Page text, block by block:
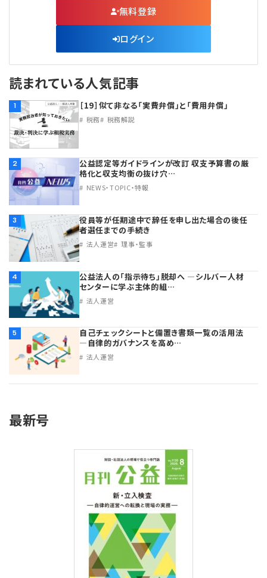
無料登録
ログイン
読まれている人気記事
1 ［19］似て非なる「実費弁償」と「費用弁償」
税務 税務解説
2
公益認定等ガイドラインが改訂 収支予算書の厳
格化と収支均衡の抜け穴…
NEWS・TOPIC・特報
3
役員等が任期途中で辞任を申し出た場合の後任
者選任までの手続き
法人運営 理事・監事
4
公益法人の「指示待ち」脱却へ ―シルバー人材
センターに学ぶ主体的組…
法人運営
5
自己チェックシートと備置き書類一覧の活用法
―自律的ガバナンスを高め…
法人運営
最新号